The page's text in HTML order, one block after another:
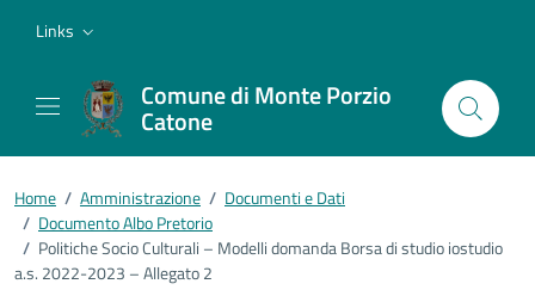
Links
Comune di Monte Porzio
Catone
Home / Amministrazione / Documenti e Dati
/ Documento Albo Pretorio
/ Politiche Socio Culturali – Modelli domanda Borsa di studio iostudio
a.s. 2022-2023 – Allegato 2